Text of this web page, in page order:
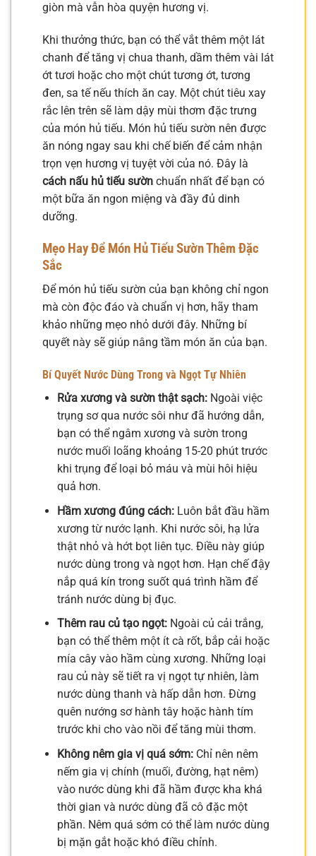
giòn mà vẫn hòa quyện hương vị.
Khi thưởng thức, bạn có thể vắt thêm một lát
chanh để tăng vị chua thanh, dầm thêm vài lát
ớt tươi hoặc cho một chút tương ớt, tương
đen, sa tế nếu thích ăn cay. Một chút tiêu xay
rắc lên trên sẽ làm dậy mùi thơm đặc trưng
của món hủ tiếu. Món hủ tiếu sườn nên được
ăn nóng ngay sau khi chế biến để cảm nhận
trọn vẹn hương vị tuyệt vời của nó. Đây là
cách nấu hủ tiếu sườn chuẩn nhất để bạn có
một bữa ăn ngon miệng và đầy đủ dinh
dưỡng.
Mẹo Hay Để Món Hủ Tiếu Sườn Thêm Đặc
Sắc
Để món hủ tiếu sườn của bạn không chỉ ngon
mà còn độc đáo và chuẩn vị hơn, hãy tham
khảo những mẹo nhỏ dưới đây. Những bí
quyết này sẽ giúp nâng tầm món ăn của bạn.
Bí Quyết Nước Dùng Trong và Ngọt Tự Nhiên
Rửa xương và sườn thật sạch:Ngoài việc
trụng sơ qua nước sôi như đã hướng dẫn,
bạn có thể ngâm xương và sườn trong
nước muối loãng khoảng 15-20 phút trước
khi trụng để loại bỏ máu và mùi hôi hiệu
quả hơn.
Hầm xương đúng cách:Luôn bắt đầu hầm
xương từ nước lạnh. Khi nước sôi, hạ lửa
thật nhỏ và hớt bọt liên tục. Điều này giúp
nước dùng trong và ngọt hơn. Hạn chế đậy
nắp quá kín trong suốt quá trình hầm để
tránh nước dùng bị đục.
Thêm rau củ tạo ngọt:Ngoài củ cải trắng,
bạn có thể thêm một ít cà rốt, bắp cải hoặc
mía cây vào hầm cùng xương. Những loại
rau củ này sẽ tiết ra vị ngọt tự nhiên, làm
nước dùng thanh và hấp dẫn hơn. Đừng
quên nướng sơ hành tây hoặc hành tím
trước khi cho vào nồi để tăng mùi thơm.
Không nêm gia vị quá sớm:Chỉ nên nêm
nếm gia vị chính (muối, đường, hạt nêm)
vào nước dùng khi đã hầm được kha khá
thời gian và nước dùng đã cô đặc một
phần. Nêm quá sớm có thể làm nước dùng
bị mặn gắt hoặc khó điều chỉnh.